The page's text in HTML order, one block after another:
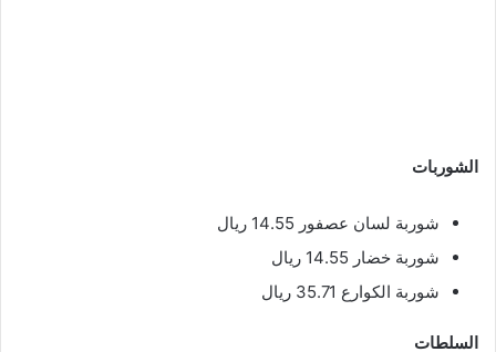
الشوربات
شوربة لسان عصفور 14.55 ريال
شوربة خضار 14.55 ريال
شوربة الكوارع 35.71 ريال
السلطات